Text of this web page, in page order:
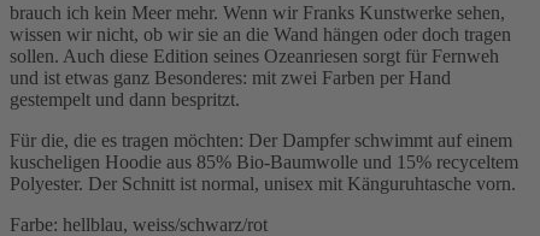
brauch ich kein Meer mehr. Wenn wir Franks Kunstwerke sehen,
wissen wir nicht, ob wir sie an die Wand hängen oder doch tragen
sollen. Auch diese Edition seines Ozeanriesen sorgt für Fernweh
und ist etwas ganz Besonderes: mit zwei Farben per Hand
gestempelt und dann bespritzt.
Für die, die es tragen möchten: Der Dampfer schwimmt auf einem
kuscheligen Hoodie aus 85% Bio-Baumwolle und 15% recyceltem
Polyester. Der Schnitt ist normal, unisex mit Känguruhtasche vorn.
Farbe: hellblau, weiss/schwarz/rot